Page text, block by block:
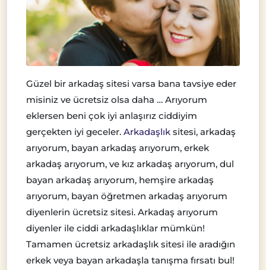
Güzel bir arkadaş sitesi varsa bana tavsiye eder
misiniz ve ücretsiz olsa daha … Arıyorum
eklersen beni çok iyi anlaşırız ciddiyim
gerçekten iyi geceler. Arkadaşlık sitesi, arkadaş
arıyorum, bayan arkadaş arıyorum, erkek
arkadaş arıyorum, ve kız arkadaş arıyorum, dul
bayan arkadaş arıyorum, hemşire arkadaş
arıyorum, bayan öğretmen arkadaş arıyorum
diyenlerin ücretsiz sitesi. Arkadaş arıyorum
diyenler ile ciddi arkadaşlıklar mümkün!
Tamamen ücretsiz arkadaşlık sitesi ile aradığın
erkek veya bayan arkadaşla tanışma fırsatı bul!